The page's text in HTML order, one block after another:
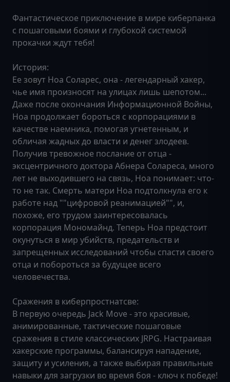
Фантастическое приключение в мире киберпанка
с пошаговыми боями и глубокой системой
прокачки ждут тебя!
История:
Ее зовут Ноа Соларес, она - легендарный хакер,
чье имя произносят на улицах лишь шепотом...
Даже после окончания Информационной Войны,
Ноа продолжает бороться с корпорациями в
качестве наемника, помогая угнетенным, и
обличая жадных до власти и денег злодеев.
Получив тревожное послание от отца -
эксцентричного доктора Абнера Солареса, много
лет не выходившего на связь, Ноа понимает: что-
то не так. Смерть матери Ноа подтолкнула его к
работе над ""цифровой реанимацией"", и,
похоже, его трудом заинтересовалась
корпорация Мономайнд. Теперь Ноа предстоит
окунуться в мир убийств, предательств и
запрещенных исследований чтобы спасти своего
отца и побороться за будущее всего
человечества.
Сражения в киберпростнатсве:
В первую очередь Jack Move - это красивые,
анимированные, тактические пошаговые
сражения в стиле классических JRPG. Настраивая
хакерские программы, балансируя нападение,
защиту и усиления, а также выбирая правильные
навыки для загрузки во время боя - ключ к победе!